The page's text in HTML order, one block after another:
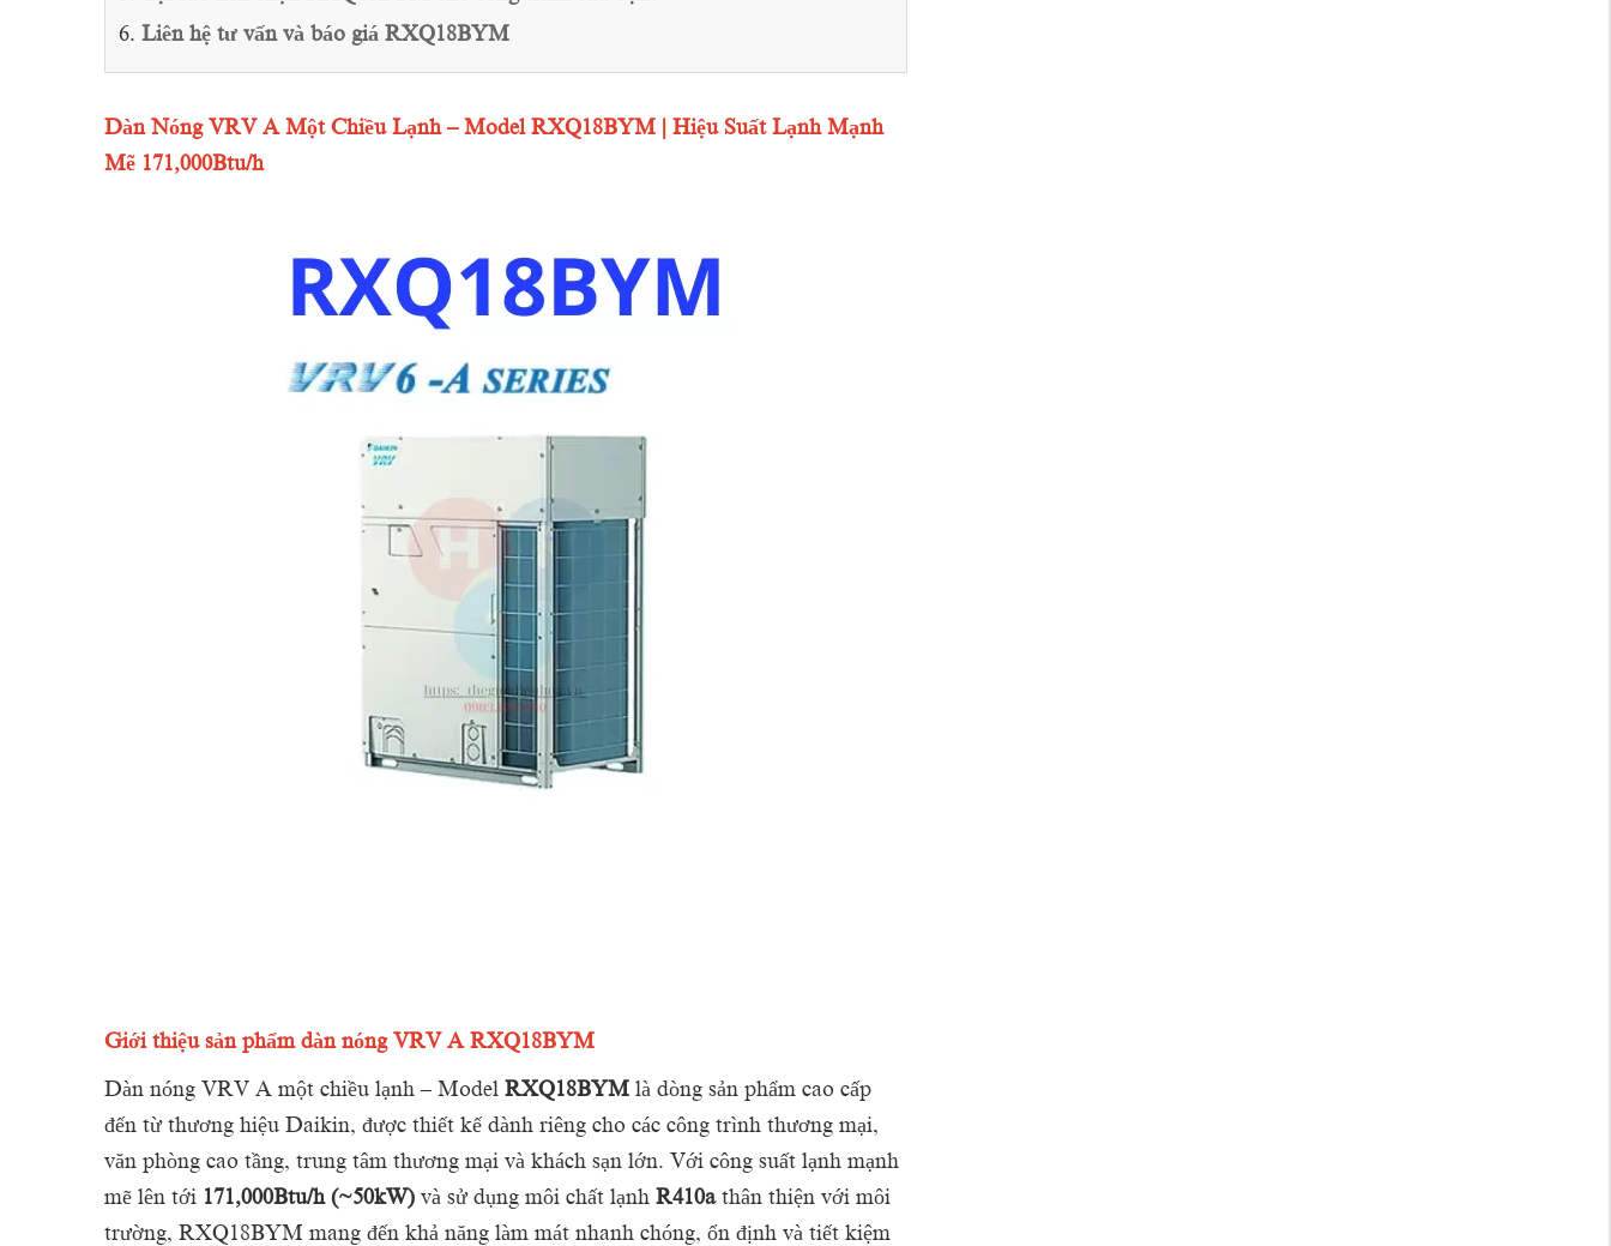
Liên hệ tư vấn và báo giá RXQ18BYM
Dàn Nóng VRV A Một Chiều Lạnh – Model RXQ18BYM | Hiệu Suất Lạnh Mạnh
Mẽ 171,000Btu/h
Giới thiệu sản phẩm dàn nóng VRV A RXQ18BYM
Dàn nóng VRV A một chiều lạnh – Model RXQ18BYM là dòng sản phẩm cao cấp
đến từ thương hiệu Daikin, được thiết kế dành riêng cho các công trình thương mại,
văn phòng cao tầng, trung tâm thương mại và khách sạn lớn. Với công suất lạnh mạnh
mẽ lên tới 171,000Btu/h (~50kW) và sử dụng môi chất lạnh R410athân thiện với môi
trường, RXQ18BYM mang đến khả năng làm mát nhanh chóng, ổn định và tiết kiệm